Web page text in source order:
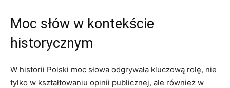
Moc słów w kontekście
historycznym
W historii ‍Polski‌ moc ‍słowa odgrywała​ kluczową rolę, nie
tylko w kształtowaniu opinii ‍publicznej, ale‍ również w